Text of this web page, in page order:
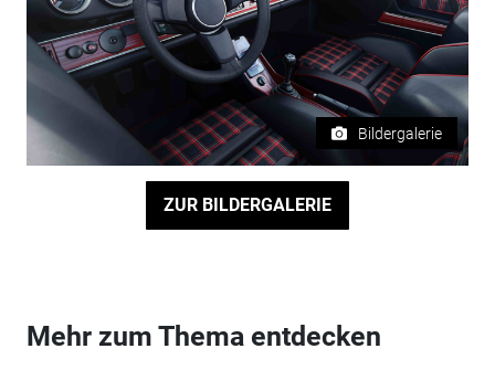
Bildergalerie
ZUR BILDERGALERIE
Mehr zum Thema entdecken